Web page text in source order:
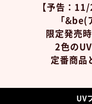
【予告：
「&be(
限定発売
2色の
定番商品
UV